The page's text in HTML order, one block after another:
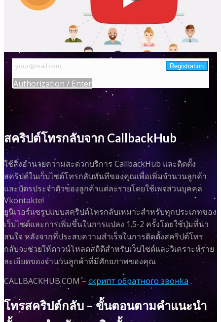
Authorization / Enter
สคริปต์โทรกลับจาก CallbackHub
ใช้สิ่งอำนวยความสะดวกบริการ CallbackHub และติดตั้ง
สคริปต์ในเว็บไซต์โทรกลับทันทีของคุณเพื่อเพิ่มจำนวนลูกค้า
และบัตรประจำตัวของลูกค้าแต่ละรายโดยใช้เพจส่วนบุคคล
Vkontakte!
ยูนิเวอร์แซรูปแบบสคริปต์โทรกลับเหมาะสำหรับทุกประเภทของ
เว็บไซต์และการเพิ่มขึ้นในการแปลง 1.5-2 ครั้งโดยใช้ปุ่มที่น่า
สนใจ หลังจากที่ประสบความสำเร็จในการติดตั้งสคริปต์โทร
กลับจะช่วยให้ดาวน์โหลดสถิติสำหรับเว็บไซต์และวิเคราะห์ราย
ละเอียดของจำนวนลูกค้าที่มีศักยภาพของคุณ
CALLBACKHUB.COM – скрипт обратного звонка .
โทรสคริปต์กลับ – ขั้นตอนตามคำแนะนำ